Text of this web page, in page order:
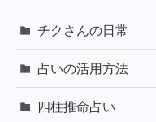
チクさんの日常
占いの活用方法
四柱推命占い